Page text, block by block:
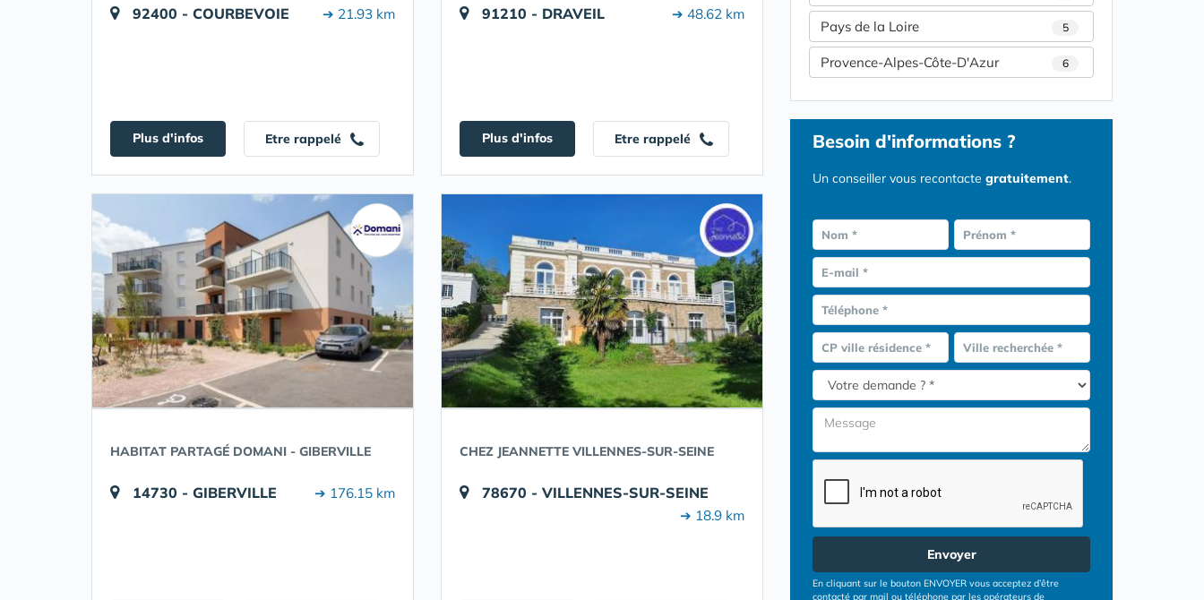
92400 - COURBEVOIE ➔ 21.93 km
Plus d'infos Etre rappelé
91210 - DRAVEIL ➔ 48.62 km
Plus d'infos Etre rappelé
HABITAT PARTAGÉ DOMANI - GIBERVILLE
14730 - GIBERVILLE ➔ 176.15 km
CHEZ JEANNETTE VILLENNES-SUR-SEINE
78670 - VILLENNES-SUR-SEINE
➔ 18.9 km
Pays de la Loire 5
Provence-Alpes-Côte-D'Azur 6
Besoin d'informations ?
Un conseiller vous recontacte gratuitement.
Nom * Prénom *
E-mail *
Téléphone *
CP ville résidence * Ville recherchée *
Envoyer
En cliquant sur le bouton ENVOYER vous acceptez d’être
contacté par mail ou téléphone par les opérateurs de